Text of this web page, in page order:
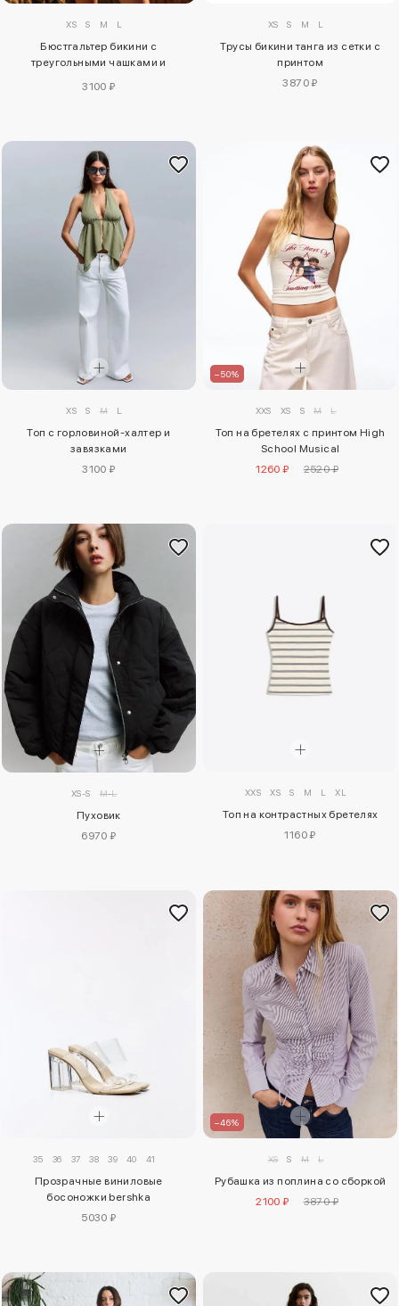
XS S M L
Бюстгальтер бикини с
треугольными чашками и
3100 ₽
XS S M L
Трусы бикини танга из сетки с
принтом
3870 ₽
XS S M L
Топ с горловиной-халтер и
завязками
3100 ₽
–50%
XXS XS S M L
Топ на бретелях с принтом High
School Musical
1260 ₽
2520 ₽
XS-S M-L
Пуховик
6970 ₽
XXS XS S M L XL
Топ на контрастных бретелях
1160 ₽
35 36 37 38 39 40 41
Прозрачные виниловые
босоножки bershka
5030 ₽
–46%
XS S M L
Рубашка из поплина со сборкой
2100 ₽
3870 ₽